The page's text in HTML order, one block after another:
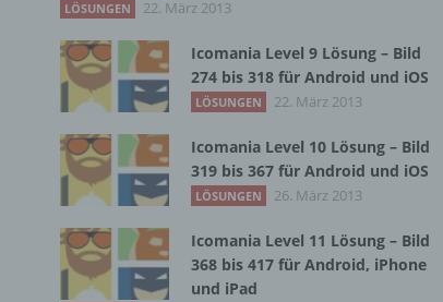
LÖSUNGEN 22. März 2013
Icomania Level 9 Lösung – Bild
274 bis 318 für Android und iOS
LÖSUNGEN 22. März 2013
Icomania Level 10 Lösung – Bild
319 bis 367 für Android und iOS
LÖSUNGEN 26. März 2013
Icomania Level 11 Lösung – Bild
368 bis 417 für Android, iPhone
und iPad